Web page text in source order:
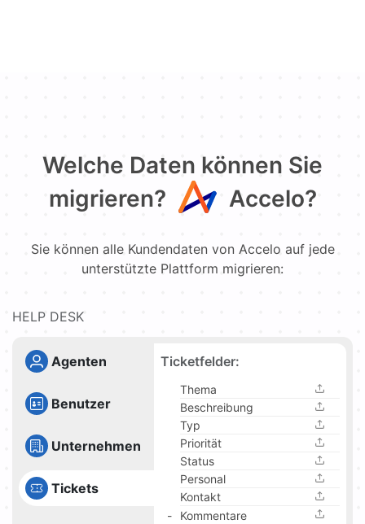
Welche Daten können Sie
migrieren?
Accelo?
Sie können alle Kundendaten von Accelo auf jede
unterstützte Plattform migrieren:
HELP DESK
Agenten
Benutzer
Unternehmen
Tickets
Ticketfelder:
Thema
Beschreibung
Typ
Priorität
Status
Personal
Kontakt
Kommentare